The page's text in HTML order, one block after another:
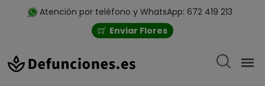
Atención por teléfono y WhatsApp: 672 419 213
Enviar Flores